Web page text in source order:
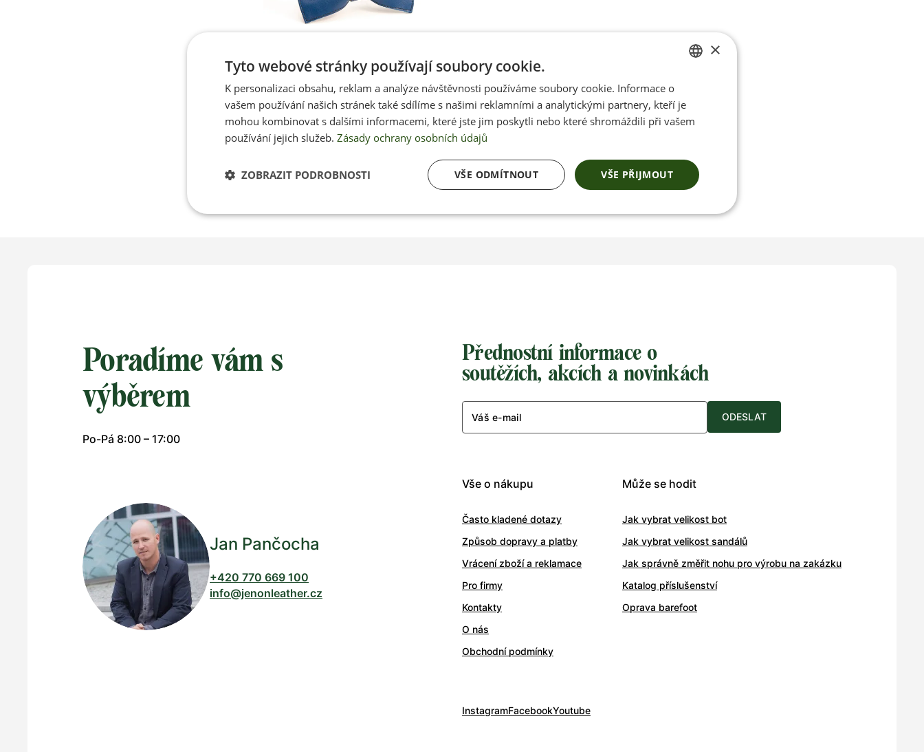
Skladem
Jenon Leather kožený
motýlek BLUE
750 Kč
KOUPIT
Poradíme vám s
výběrem
Po-Pá 8:00 – 17:00
Jan Pančocha
+420 770 669 100
info@jenonleather.cz
Přednostní informace o
soutěžích, akcích a novinkách
Váš e-mail ODESLAT
Vše o nákupu
Často kladené dotazy
Způsob dopravy a platby
Vrácení zboží a reklamace
Pro firmy
Kontakty
O nás
Obchodní podmínky
Může se hodit
Jak vybrat velikost bot
Jak vybrat velikost sandálů
Jak správně změřit nohu pro výrobu na zakázku
Katalog příslušenství
Oprava barefoot
InstagramFacebookYoutube
ENGLISH
×
Tyto webové stránky používají soubory cookie.
K personalizaci obsahu, reklam a analýze návštěvnosti používáme soubory cookie. Informace o
vašem používání našich stránek také sdílíme s našimi reklamními a analytickými partnery, kteří je
mohou kombinovat s dalšími informacemi, které jste jim poskytli nebo které shromáždili při vašem
používání jejich služeb. Zásady ochrany osobních údajů
VŠE PŘIJMOUT
VŠE ODMÍTNOUT
ZOBRAZIT PODROBNOSTI